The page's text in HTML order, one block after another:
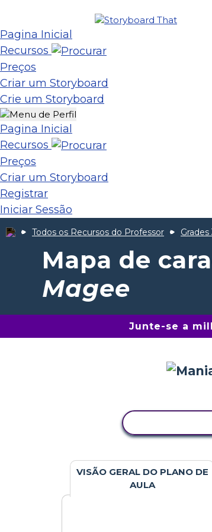
Pagina Inicial
Recursos
Preços
Criar um Storyboard
Crie um Storyboard
Pagina Inicial
Recursos
Preços
Criar um Storyboard
Registrar
Iniciar Sessão
Todos os Recursos do Professor Grades
Mapa de
Magee
Junte-se a
VISÃO GERAL DO PLANO DE
AULA